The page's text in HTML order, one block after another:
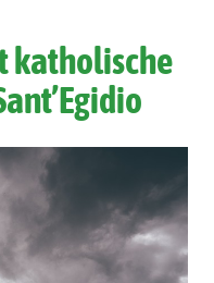
katholische